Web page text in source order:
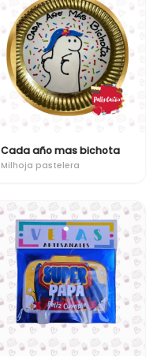
Cada año mas bichota
Milhoja pastelera